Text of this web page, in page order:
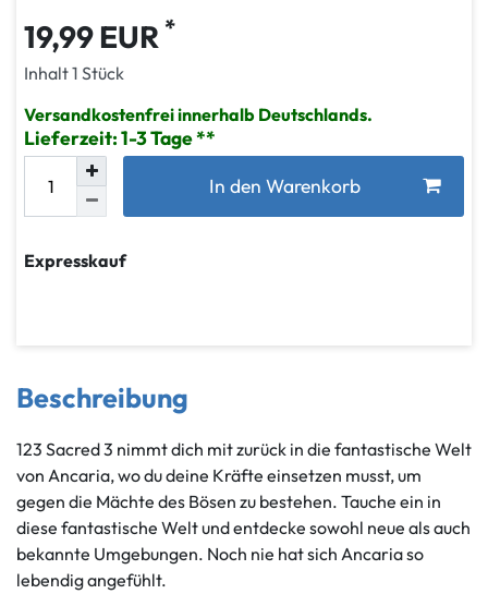
19,99 EUR *
Inhalt1 Stück
Versandkostenfrei innerhalb Deutschlands.
Lieferzeit: 1-3 Tage
In den Warenkorb
Expresskauf
Beschreibung
123 Sacred 3 nimmt dich mit zurück in die fantastische Welt
von Ancaria, wo du deine Kräfte einsetzen musst, um
gegen die Mächte des Bösen zu bestehen. Tauche ein in
diese fantastische Welt und entdecke sowohl neue als auch
bekannte Umgebungen. Noch nie hat sich Ancaria so
lebendig angefühlt.